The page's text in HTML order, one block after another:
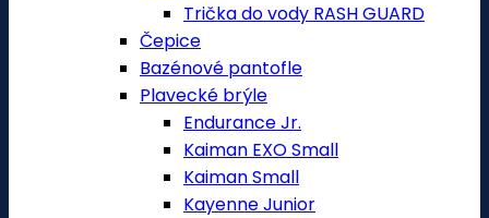
Trička do vody RASH GUARD
Čepice
Bazénové pantofle
Plavecké brýle
Endurance Jr.
Kaiman EXO Small
Kaiman Small
Kayenne Junior